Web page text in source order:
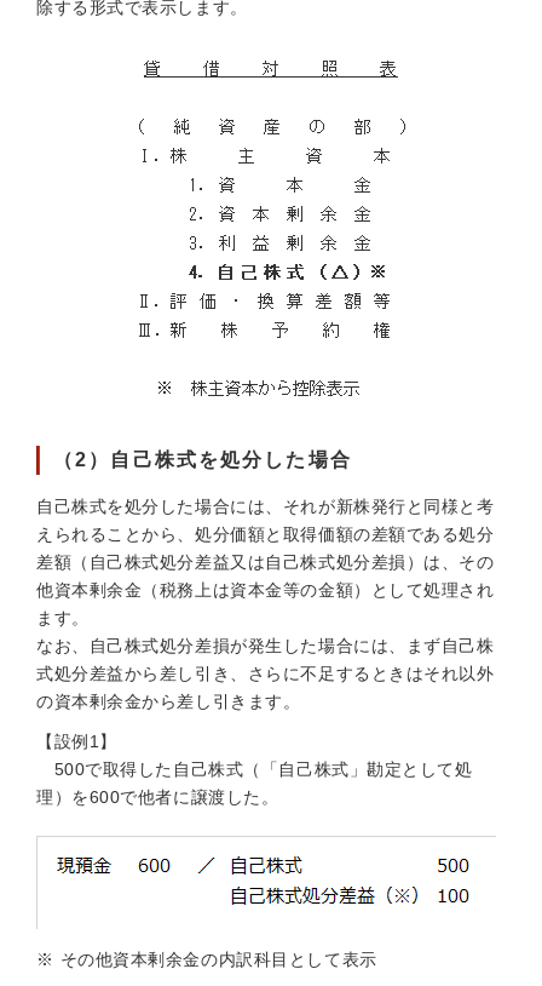
除する形式で表示します。
（2）自己株式を処分した場合
自己株式を処分した場合には、それが新株発行と同様と考
えられることから、処分価額と取得価額の差額である処分
差額（自己株式処分差益又は自己株式処分差損）は、その
他資本剰余金（税務上は資本金等の金額）として処理され
ます。
なお、自己株式処分差損が発生した場合には、まず自己株
式処分差益から差し引き、さらに不足するときはそれ以外
の資本剰余金から差し引きます。
【設例1】
500で取得した自己株式（「自己株式」勘定として処
理）を600で他者に譲渡した。
※ その他資本剰余金の内訳科目として表示